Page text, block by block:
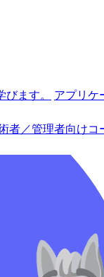
ます。 アプリケ
者／管理者向け